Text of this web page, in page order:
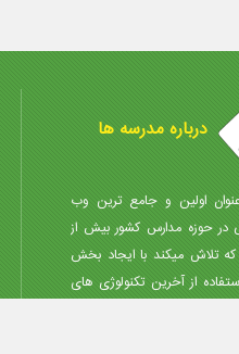
درباره مدرسه ها
اولین و جامع ترین وب
حوزه مدارس کشور بیش از
تلاش میکند با ایجاد بخش
از آخرین تکنولوژی های